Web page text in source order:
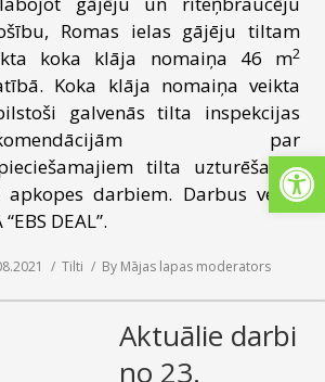
KONTAKTI
SAZIŅA
Romas ielas gājēju tiltam
koka klāja nomaiņa 46 m2
Koka klāja nomaiņa veikta
galvenās tilta inspekcijas
par
tilta uzturēšanas
apkopes darbiem. Darbus veica
“EBS DEAL”.
Tilti By Mājas lapas moderators
Aktuālie darbi
no 23.